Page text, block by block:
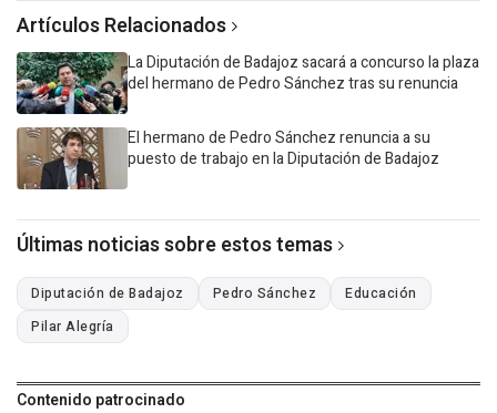
Artículos Relacionados
La Diputación de Badajoz sacará a concurso la plaza
del hermano de Pedro Sánchez tras su renuncia
El hermano de Pedro Sánchez renuncia a su
puesto de trabajo en la Diputación de Badajoz
Últimas noticias sobre estos temas
Diputación de Badajoz Pedro Sánchez
Educación
Pilar Alegría
Contenido patrocinado